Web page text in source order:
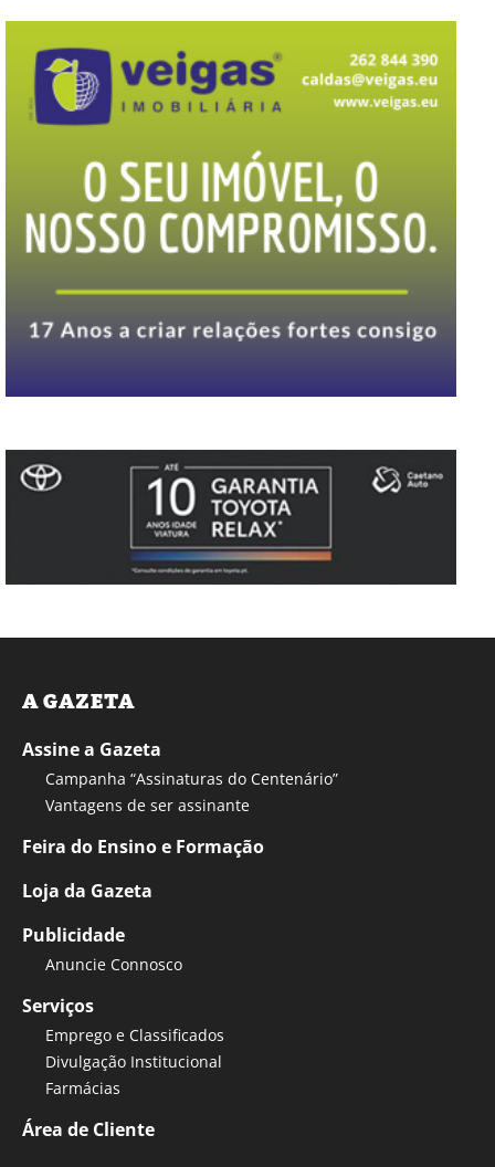
A GAZETA
Assine a Gazeta
Campanha “Assinaturas do Centenário”
Vantagens de ser assinante
Feira do Ensino e Formação
Loja da Gazeta
Publicidade
Anuncie Connosco
Serviços
Emprego e Classificados
Divulgação Institucional
Farmácias
Área de Cliente